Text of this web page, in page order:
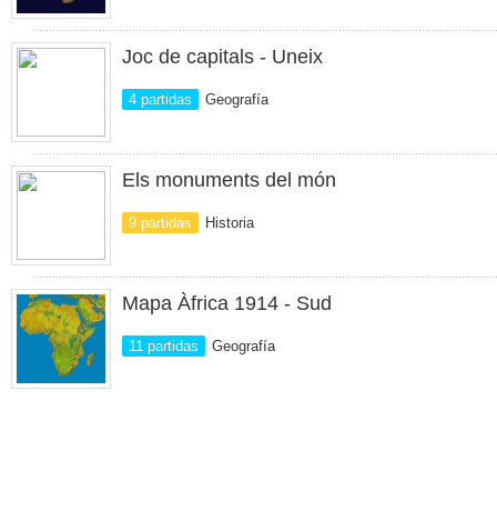
Joc de capitals - Uneix
4 partidas Geografía
Els monuments del món
9 partidas Historia
Mapa Àfrica 1914 - Sud
11 partidas Geografía